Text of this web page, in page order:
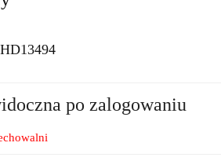
HD13494
po zalogowaniu